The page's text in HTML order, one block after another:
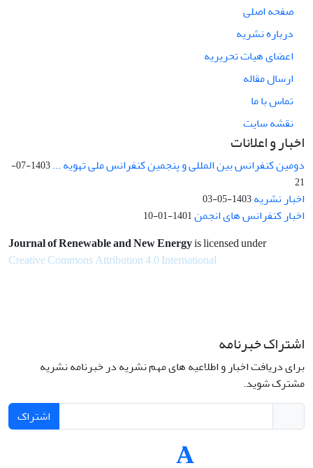
صفحه اصلی
درباره نشریه
اعضای هیات تحریریه
ارسال مقاله
تماس با ما
نقشه سایت
اخبار و اعلانات
دومین کنفرانس بین المللی و پنجمین کنفرانس ملی تهویه ...
1403-07-
21
اخبار نشریه1403-05-03
اخبار کنفرانس های انجمن1401-01-10
Journal of Renewable and New Energyis licensed under
Creative Commons Attribution 4.0 International
اشتراک خبرنامه
برای دریافت اخبار و اطلاعیه های مهم نشریه در خبرنامه نشریه
مشترک شوید.
اشتراک